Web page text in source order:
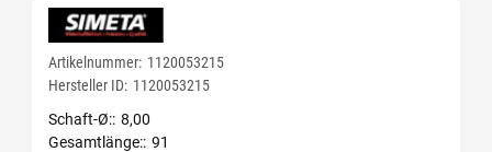
Artikelnummer: 1120053215
Hersteller ID: 1120053215
Schaft-Ø: 8,00
Gesamtlänge: 91